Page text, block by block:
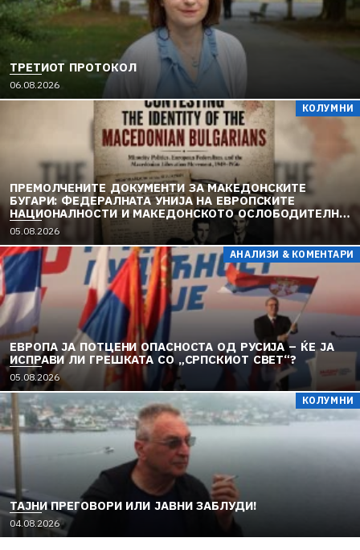
ТРЕТИОТ ПРОТОКОЛ
06.08.2026
КОЛУМНИ
ПРЕМОЛЧЕНИТЕ ДОКУМЕНТИ ЗА МАКЕДОНСКИТЕ
БУГАРИ: ФЕДЕРАЛНАТА УНИЈА НА ЕВРОПСКИТЕ
НАЦИОНАЛНОСТИ И МАКЕДОНСКОТО ОСЛОБОДИТЕЛНО
ДВИЖЕЊЕ (1949–1956) (2)
05.08.2026
АНАЛИЗИ & КОМЕНТАРИ
ЕВРОПА ЈА ПОТЦЕНИ ОПАСНОСТА ОД РУСИЈА – ЌЕ ЈА
ИСПРАВИ ЛИ ГРЕШКАТА СО „СРПСКИОТ СВЕТ“?
05.08.2026
КОЛУМНИ
TAЈНИ ПРЕГОВОРИ ИЛИ ЈАВНИ ЗАБЛУДИ!
04.08.2026